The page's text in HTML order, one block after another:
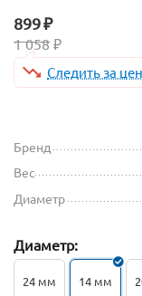
899₽
1 058 ₽
Следить за
Бренд
Вес
Диаметр
Диаметр:
24 мм 14 мм